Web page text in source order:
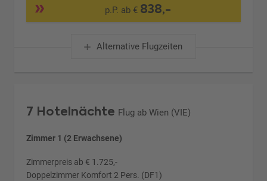
p.P. ab € 838,-
Alternative Flugzeiten
7 Hotelnächte Flug ab Wien (VIE)
Zimmer 1 (2 Erwachsene)
Zimmerpreis ab € 1.725,-
Doppelzimmer Komfort 2 Pers. (DF1)